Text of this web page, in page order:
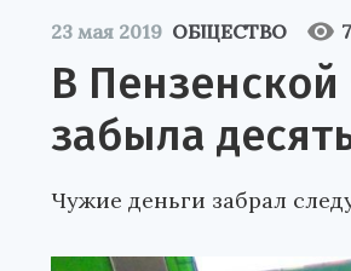
23 мая 2019 ОБЩЕСТВО
В
забыла
Чужие деньги забрал